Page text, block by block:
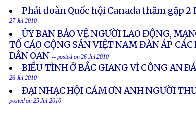
Phái đoàn Quốc hội Canada thăm gặp
27 Jul 2010
ỦY BAN BẢO VỆ NGƯỜI LAO ĐỘNG,
TỐ CÁO CỘNG SẢN VIỆT NAM ĐÀN ÁP
DÂN OAN -- posted on 26 Jul 2010
BIỂU TÌNH Ở BẮC GIANG VÌ CÔNG AN
26 Jul 2010
ĐẠI NHẠC HỘI CÁM ƠN ANH NGƯỜI
posted on 25 Jul 2010